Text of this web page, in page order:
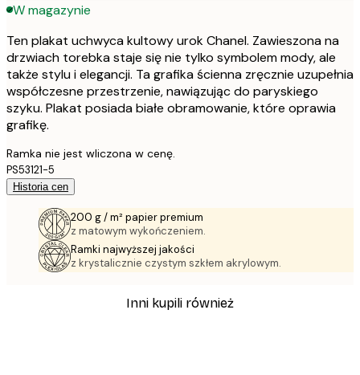
W magazynie
Ten plakat uchwyca kultowy urok Chanel. Zawieszona na
drzwiach torebka staje się nie tylko symbolem mody, ale
także stylu i elegancji. Ta grafika ścienna zręcznie uzupełnia
współczesne przestrzenie, nawiązując do paryskiego
szyku. Plakat posiada białe obramowanie, które oprawia
grafikę.
Ramka nie jest wliczona w cenę.
PS53121-5
Historia cen
200 g / m² papier premium
z matowym wykończeniem.
Ramki najwyższej jakości
z krystalicznie czystym szkłem akrylowym.
Inni kupili również